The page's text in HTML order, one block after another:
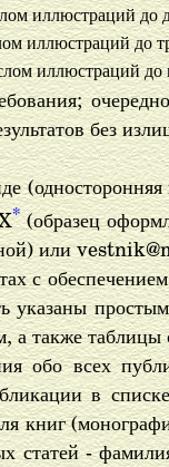
иллюстраций до
иллюстраций до
иллюстраций до
без
*(образец
или
с
также таблицы
обо всех
в
книг
статей -